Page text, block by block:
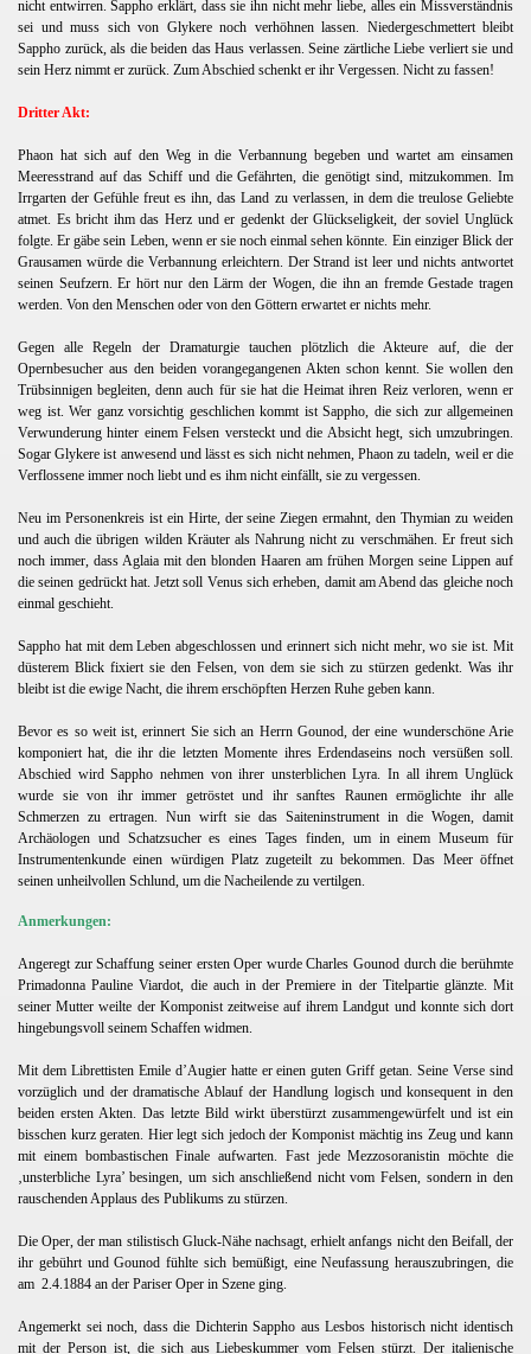
nicht entwirren. Sappho erklärt, dass sie ihn nicht mehr liebe, alles ein Missverständnis
sei und muss sich von Glykere noch verhöhnen lassen. Niedergeschmettert bleibt
Sappho zurück, als die beiden das Haus verlassen. Seine zärtliche Liebe verliert sie und
sein Herz nimmt er zurück. Zum Abschied schenkt er ihr Vergessen. Nicht zu fassen!
Dritter Akt:
Phaon hat sich auf den Weg in die Verbannung begeben und wartet am einsamen
Meeresstrand auf das Schiff und die Gefährten, die genötigt sind, mitzukommen. Im
Irrgarten der Gefühle freut es ihn, das Land zu verlassen, in dem die treulose Geliebte
atmet. Es bricht ihm das Herz und er gedenkt der Glückseligkeit, der soviel Unglück
folgte. Er gäbe sein Leben, wenn er sie noch einmal sehen könnte. Ein einziger Blick der
Grausamen würde die Verbannung erleichtern. Der Strand ist leer und nichts antwortet
seinen Seufzern. Er hört nur den Lärm der Wogen, die ihn an fremde Gestade tragen
werden. Von den Menschen oder von den Göttern erwartet er nichts mehr.
Gegen alle Regeln der Dramaturgie tauchen plötzlich die Akteure auf, die der
Opernbesucher aus den beiden vorangegangenen Akten schon kennt. Sie wollen den
Trübsinnigen begleiten, denn auch für sie hat die Heimat ihren Reiz verloren, wenn er
weg ist. Wer ganz vorsichtig geschlichen kommt ist Sappho, die sich zur allgemeinen
Verwunderung hinter einem Felsen versteckt und die Absicht hegt, sich umzubringen.
Sogar Glykere ist anwesend und lässt es sich nicht nehmen, Phaon zu tadeln, weil er die
Verflossene immer noch liebt und es ihm nicht einfällt, sie zu vergessen.
Neu im Personenkreis ist ein Hirte, der seine Ziegen ermahnt, den Thymian zu weiden
und auch die übrigen wilden Kräuter als Nahrung nicht zu verschmähen. Er freut sich
noch immer, dass Aglaia mit den blonden Haaren am frühen Morgen seine Lippen auf
die seinen gedrückt hat. Jetzt soll Venus sich erheben, damit am Abend das gleiche noch
einmal geschieht.
Sappho hat mit dem Leben abgeschlossen und erinnert sich nicht mehr, wo sie ist. Mit
düsterem Blick fixiert sie den Felsen, von dem sie sich zu stürzen gedenkt. Was ihr
bleibt ist die ewige Nacht, die ihrem erschöpften Herzen Ruhe geben kann.
Bevor es so weit ist, erinnert Sie sich an Herrn Gounod, der eine wunderschöne Arie
komponiert hat, die ihr die letzten Momente ihres Erdendaseins noch versüßen soll.
Abschied wird Sappho nehmen von ihrer unsterblichen Lyra. In all ihrem Unglück
wurde sie von ihr immer getröstet und ihr sanftes Raunen ermöglichte ihr alle
Schmerzen zu ertragen. Nun wirft sie das Saiteninstrument in die Wogen, damit
Archäologen und Schatzsucher es eines Tages finden, um in einem Museum für
Instrumentenkunde einen würdigen Platz zugeteilt zu bekommen. Das Meer öffnet
seinen unheilvollen Schlund, um die Nacheilende zu vertilgen.
Anmerkungen:
Angeregt zur Schaffung seiner ersten Oper wurde Charles Gounod durch die berühmte
Primadonna Pauline Viardot, die auch in der Premiere in der Titelpartie glänzte. Mit
seiner Mutter weilte der Komponist zeitweise auf ihrem Landgut und konnte sich dort
hingebungsvoll seinem Schaffen widmen.
Mit dem Librettisten Emile d’Augier hatte er einen guten Griff getan. Seine Verse sind
vorzüglich und der dramatische Ablauf der Handlung logisch und konsequent in den
beiden ersten Akten. Das letzte Bild wirkt überstürzt zusammengewürfelt und ist ein
bisschen kurz geraten. Hier legt sich jedoch der Komponist mächtig ins Zeug und kann
mit einem bombastischen Finale aufwarten. Fast jede Mezzosoranistin möchte die
‚unsterbliche Lyra’ besingen, um sich anschließend nicht vom Felsen, sondern in den
rauschenden Applaus des Publikums zu stürzen.
Die Oper, der man stilistisch Gluck-Nähe nachsagt, erhielt anfangs nicht den Beifall, der
ihr gebührt und Gounod fühlte sich bemüßigt, eine Neufassung herauszubringen, die
am 2.4.1884 an der Pariser Oper in Szene ging.
Angemerkt sei noch, dass die Dichterin Sappho aus Lesbos historisch nicht identisch
mit der Person ist, die sich aus Liebeskummer vom Felsen stürzt. Der italienische